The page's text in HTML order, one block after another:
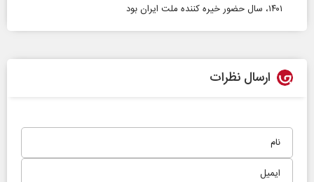
۱۴۰۱، سال حضور خیره کننده ملت ایران بود
ارسال نظرات